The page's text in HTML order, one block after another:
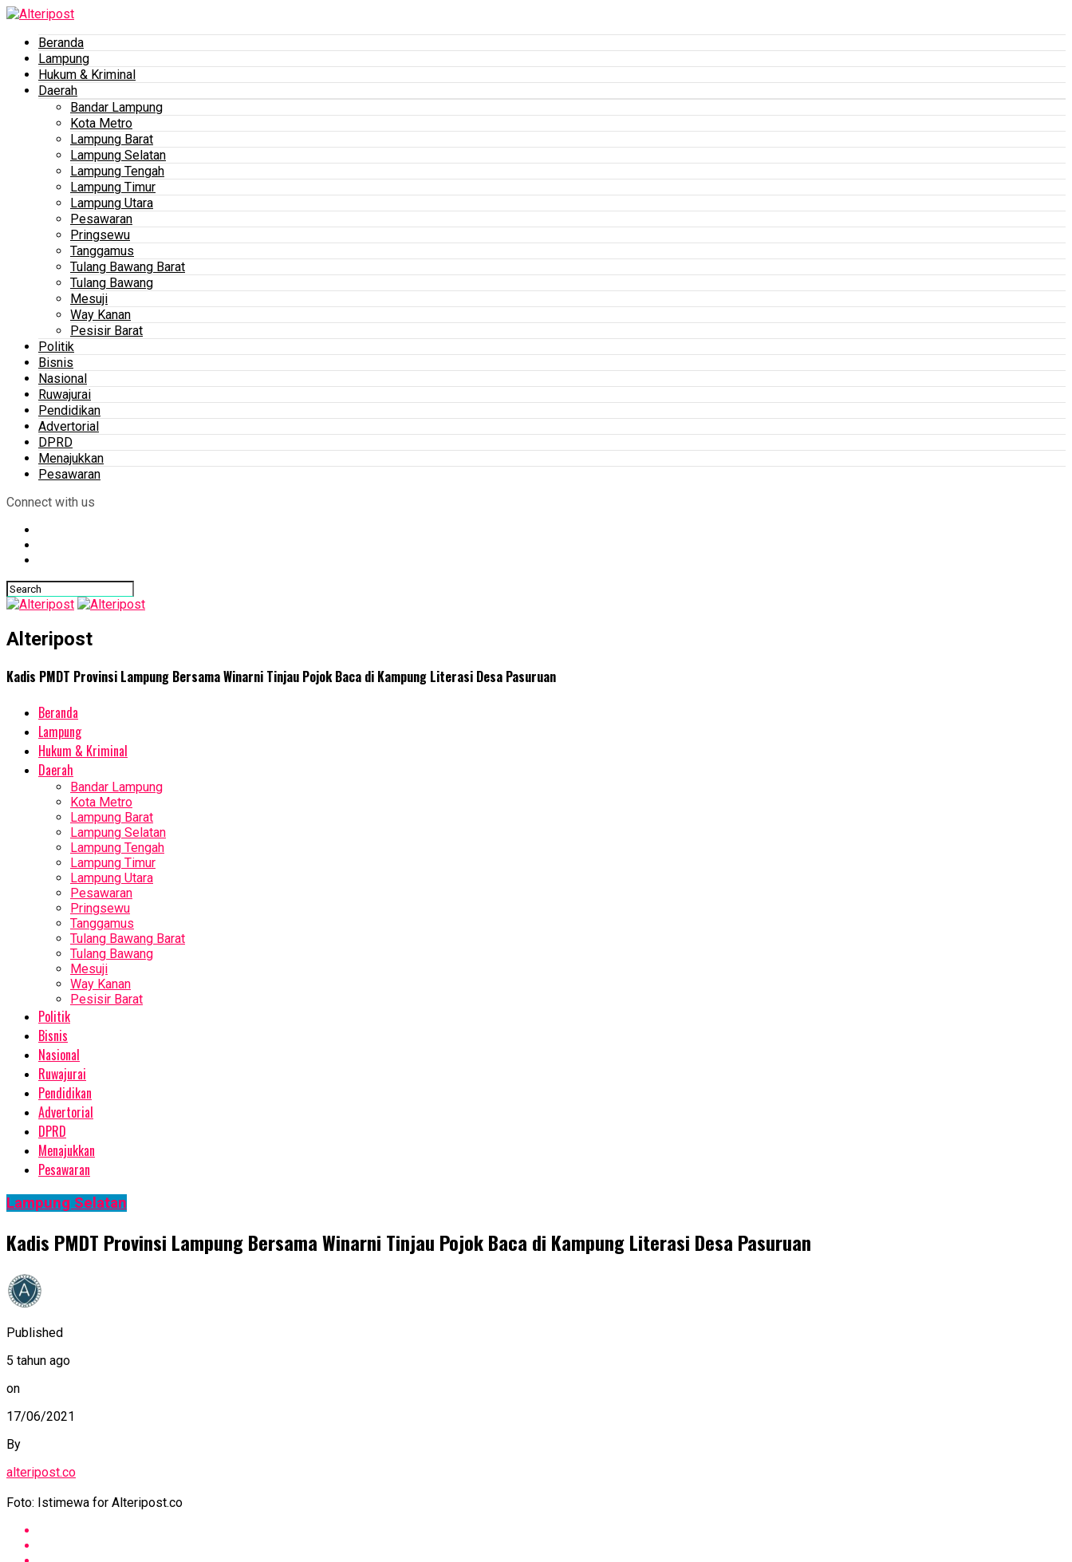
Beranda
Lampung
Hukum & Kriminal
Daerah
Bandar Lampung
Kota Metro
Lampung Barat
Lampung Selatan
Lampung Tengah
Lampung Timur
Lampung Utara
Pesawaran
Pringsewu
Tanggamus
Tulang Bawang Barat
Tulang Bawang
Mesuji
Way Kanan
Pesisir Barat
Politik
Bisnis
Nasional
Ruwajurai
Pendidikan
Advertorial
DPRD
Menajukkan
Pesawaran
Connect with us
Alteripost
Kadis PMDT Provinsi Lampung Bersama Winarni Tinjau Pojok Baca di Kampung Literasi Desa Pasuruan
Beranda
Lampung
Hukum & Kriminal
Daerah
Bandar Lampung
Kota Metro
Lampung Barat
Lampung Selatan
Lampung Tengah
Lampung Timur
Lampung Utara
Pesawaran
Pringsewu
Tanggamus
Tulang Bawang Barat
Tulang Bawang
Mesuji
Way Kanan
Pesisir Barat
Politik
Bisnis
Nasional
Ruwajurai
Pendidikan
Advertorial
DPRD
Menajukkan
Pesawaran
Lampung Selatan
Kadis PMDT Provinsi Lampung Bersama Winarni Tinjau Pojok Baca di Kampung Literasi Desa Pasuruan
Published
5 tahun ago
on
17/06/2021
By
alteripost.co
Foto: Istimewa for Alteripost.co